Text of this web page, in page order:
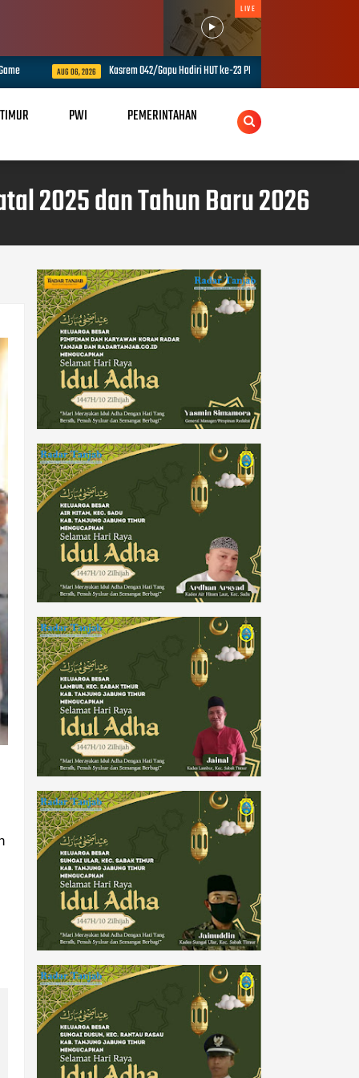
LIVE
AUG 06, 2026 Kasrem 042/Gapu Hadiri HUT ke-23 PPAD Provinsi Jambi, Perkuat Sinergi
PWI PEMERINTAHAN
2025 dan Tahun Baru 2026